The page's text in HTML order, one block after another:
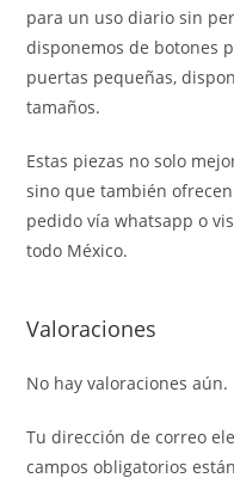
para un uso diario sin
disponemos de botones
puertas pequeñas,
tamaños.
Estas piezas no solo
sino que también
pedido vía whatsapp o
todo México.
Valoraciones
No hay valoraciones aún.
Tu dirección de correo
campos obligatorios